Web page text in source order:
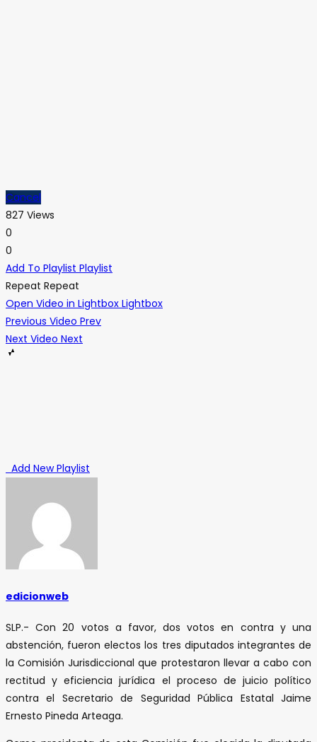
Cancel
827 Views
0
0
Add To Playlist Playlist
Repeat Repeat
Open Video in Lightbox Lightbox
Previous Video Prev
Next Video Next
Add New Playlist
edicionweb
SLP.- Con 20 votos a favor, dos votos en contra y una
abstención, fueron electos los tres diputados integrantes de
la Comisión Jurisdiccional que protestaron llevar a cabo con
rectitud y eficiencia jurídica el proceso de juicio político
contra el Secretario de Seguridad Pública Estatal Jaime
Ernesto Pineda Arteaga.